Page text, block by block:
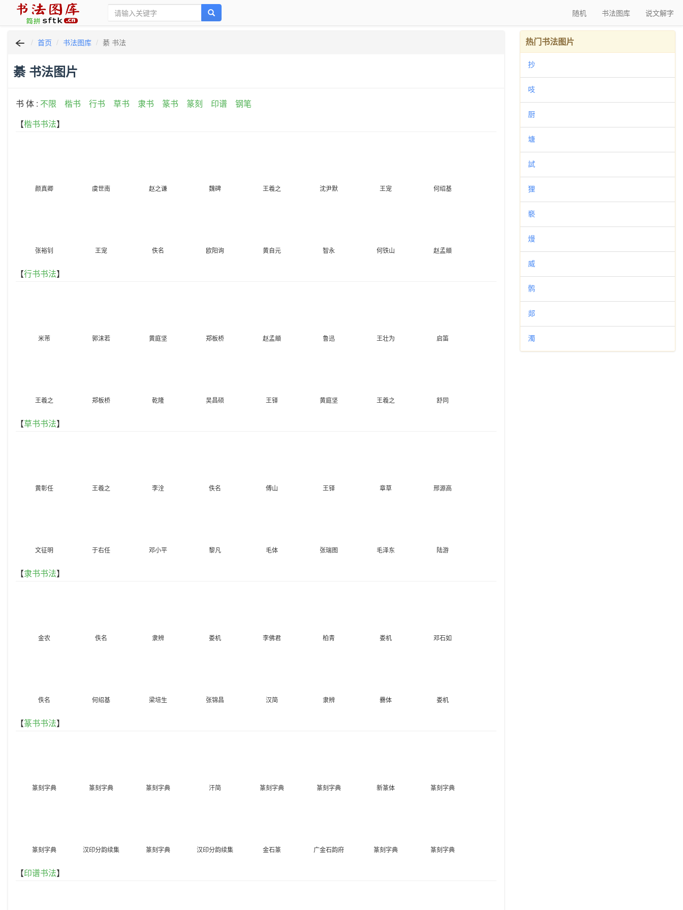
随机 书法图库 说文解字
首页 书法图库 綦 书法
綦 书法图片
书 体 : 不限 楷书 行书 草书 隶书 篆书 篆刻 印谱
钢笔
【楷书书法】
颜真卿 虞世南 赵之谦 魏碑 王羲之 沈尹默 王宠 何绍基
张裕钊 王宠 佚名 欧阳询 黄自元 智永 何铁山 赵孟頫
【行书书法】
米芾 郭沫若 黄庭坚 郑板桥 赵孟頫 鲁迅 王壮为 启笛
王羲之 郑板桥 乾隆 吴昌硕 王铎 黄庭坚 王羲之 舒同
【草书书法】
黄彰任 王羲之 李洤 佚名 傅山 王铎 章草 邢源高
文征明 于右任 邓小平 黎凡 毛体 张瑞图 毛泽东 陆游
【隶书书法】
金农 佚名 隶辨 娄机 李佛君 柏青 娄机 邓石如
佚名 何绍基 梁培生 张锦昌 汉简 隶辨 爨体 娄机
【篆书书法】
篆刻字典 篆刻字典 篆刻字典 汗简 篆刻字典 篆刻字典 新篆体 篆刻字典
篆刻字典 汉印分韵续集 篆刻字典 汉印分韵续集 金石篆 广金石韵府 篆刻字典 篆刻字典
【印谱书法】
热门书法图片
抄
吱
厨
塘
試
狸
褻
熳
威
鹘
郯
濁